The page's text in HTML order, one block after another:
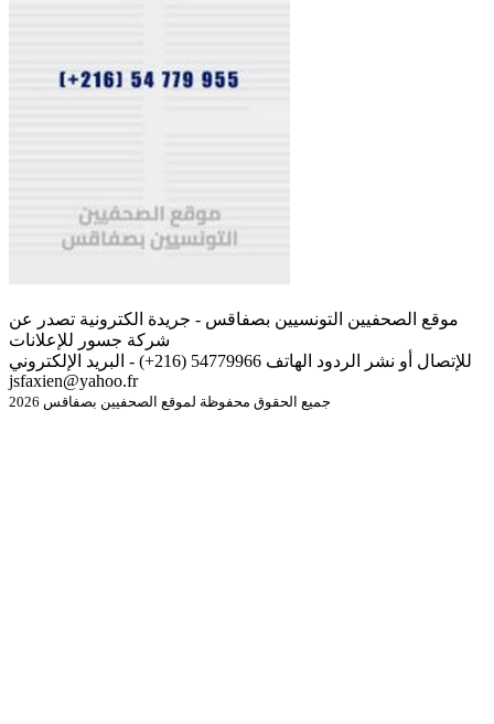
موقع الصحفيين التونسيين بصفاقس - جريدة الكترونية تصدر عن
شركة جسور للإعلانات
للإتصال أو نشر الردود الهاتف 54779966 (216+) - البريد الإلكتروني
jsfaxien@yahoo.fr
جميع الحقوق محفوظة لموقع الصحفيين بصفاقس 2026